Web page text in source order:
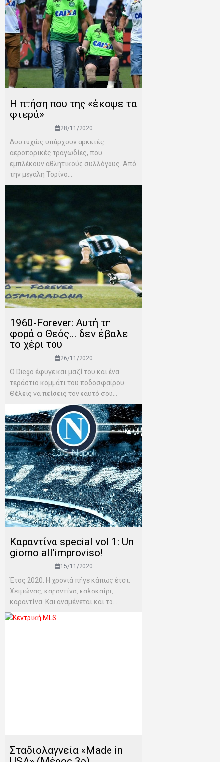
H πτήση που της «έκοψε τα
φτερά»
28/11/2020
Δυστυχώς υπάρχουν αρκετές
αεροπορικές τραγωδίες, που
εμπλέκουν αθλητικούς συλλόγους. Από
την μεγάλη Τορίνο...
1960-Forever: Αυτή τη
φορά ο Θεός... δεν έβαλε
το χέρι του
26/11/2020
Ο Diego έφυγε και μαζί του και ένα
τεράστιο κομμάτι του ποδοσφαίρου.
Θέλεις να πείσεις τον εαυτό σου...
Καραντίνα special vol.1: Un
giorno all’improviso!
15/11/2020
Έτος 2020. Η χρονιά πήγε κάπως έτσι.
Χειμώνας, καραντίνα, καλοκαίρι,
καραντίνα. Και αναμένεται και το...
Σταδιολαγνεία «Made in